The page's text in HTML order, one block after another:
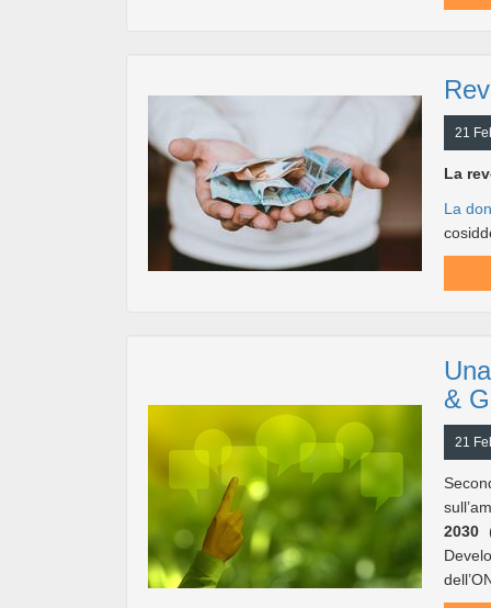
21
La
La
&
21
2030